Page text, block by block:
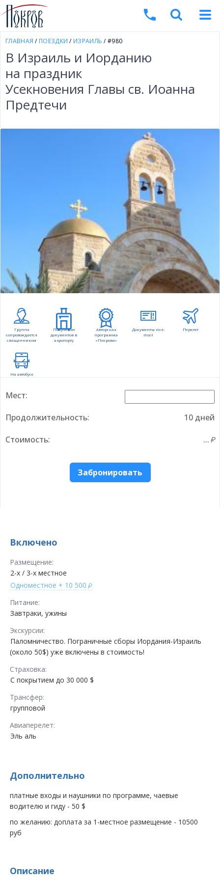
ГЛАВНАЯ / ПОЕЗДКИ / ИЗРАИЛЬ / #980
В Израиль и Иорданию
на праздник
Усекновения Главы св. Иоанна
Предтечи
Группа
сопровождается
священником
Получение
документов в
аэропорту
Авторская
программа
«Покрова»
Документы по e-
mail
Перелет
На автобусе
Мест:
Продолжительность: 10 дней
Стоимость: ...
Забронировать
Включено
Размещение:
2-х / 3-х местное
Одноместное + 10 500
Питание:
Завтраки, ужины
Экскурсии:
Паломничество. Пограничные сборы Иордания-Израиль
(около 50$) уже включены в стоимость!
Страховка:
С покрытием до 30 000 $
Трансфер:
групповой
Авиаперелет:
Эль аль
Дополнительно
платные входы и наушники по программе, чаевые
водителю и гиду - 50 $
по желанию: доплата за 1-местное размещение - 10500
руб
Описание